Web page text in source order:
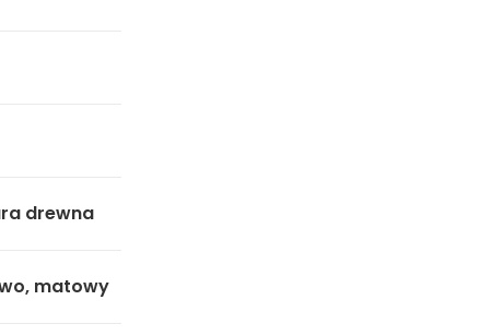
drewna
matowy